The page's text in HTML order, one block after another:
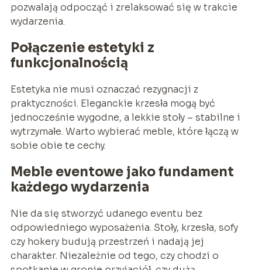
pozwalają odpocząć i zrelaksować się w trakcie
wydarzenia.
Połączenie estetyki z
funkcjonalnością
Estetyka nie musi oznaczać rezygnacji z
praktyczności. Eleganckie krzesła mogą być
jednocześnie wygodne, a lekkie stoły – stabilne i
wytrzymałe. Warto wybierać meble, które łączą w
sobie obie te cechy.
Meble eventowe jako fundament
każdego wydarzenia
Nie da się stworzyć udanego eventu bez
odpowiedniego wyposażenia. Stoły, krzesła, sofy
czy hokery budują przestrzeń i nadają jej
charakter. Niezależnie od tego, czy chodzi o